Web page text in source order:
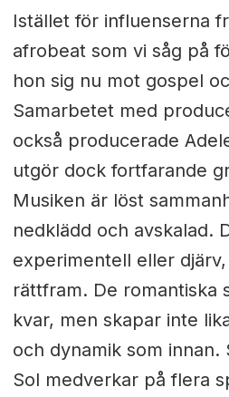
Istället för influenserna
afrobeat som vi såg på
hon sig nu mot gospel
Samarbetet med
också producerade
utgör dock fortfarande
Musiken är löst
nedklädd och avskalad.
experimentell eller
rättfram. De romantiska
kvar, men skapar inte
och dynamik som innan.
Sol medverkar på flera